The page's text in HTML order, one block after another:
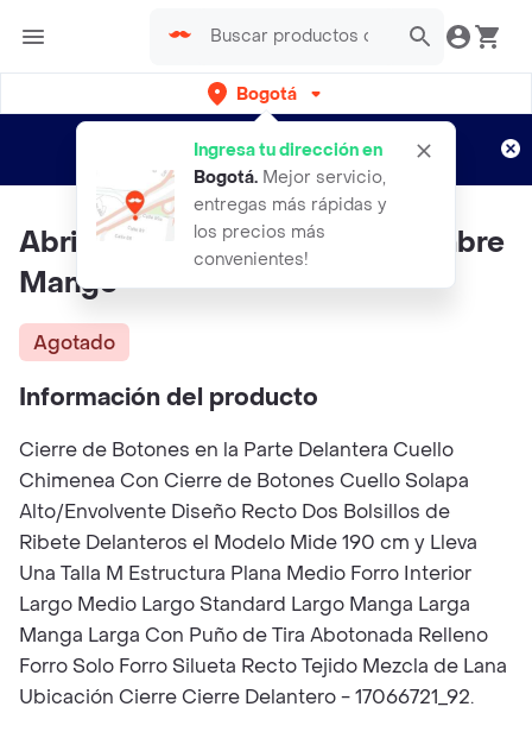
Bogotá
Ingresa tu dirección en
Bogotá. Mejor servicio,
entregas más rápidas y
los precios más
convenientes!
envíos gratis por semanas
Aplican TyC
Abrigo Funnel Gris Talla M Hombre
Mango
Agotado
Información del producto
Cierre de Botones en la Parte Delantera Cuello
Chimenea Con Cierre de Botones Cuello Solapa
Alto/Envolvente Diseño Recto Dos Bolsillos de
Ribete Delanteros el Modelo Mide 190 cm y Lleva
Una Talla M Estructura Plana Medio Forro Interior
Largo Medio Largo Standard Largo Manga Larga
Manga Larga Con Puño de Tira Abotonada Relleno
Forro Solo Forro Silueta Recto Tejido Mezcla de Lana
Ubicación Cierre Cierre Delantero - 17066721_92.